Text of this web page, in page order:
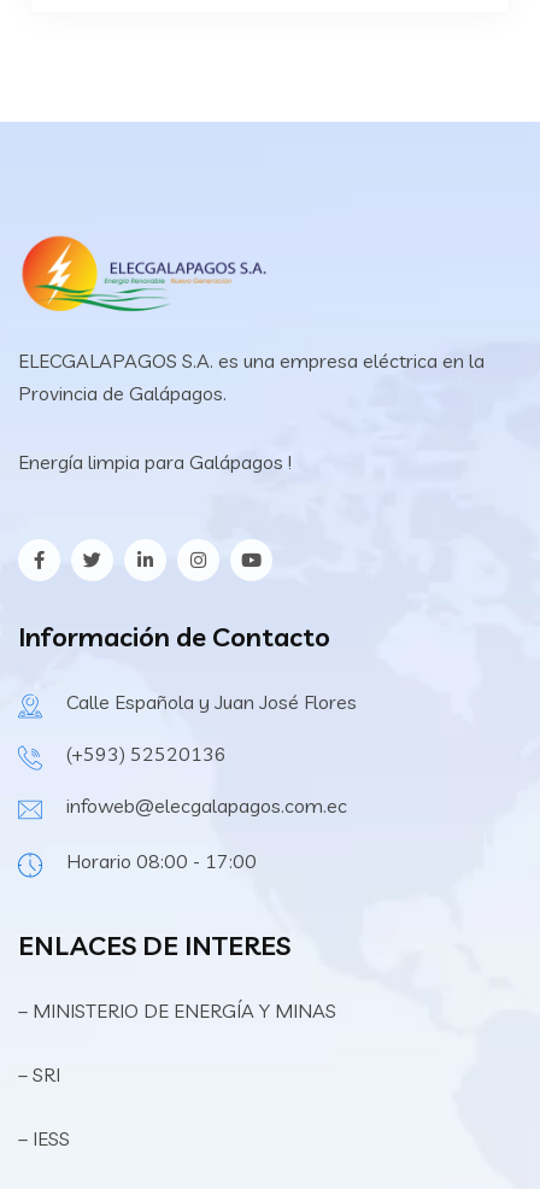
ELECGALAPAGOS S.A. es una empresa eléctrica en la
Provincia de Galápagos.
Energía limpia para Galápagos !
Información de Contacto
Calle Española y Juan José Flores
(+593) 52520136
infoweb@elecgalapagos.com.ec
Horario 08:00 - 17:00
ENLACES DE INTERES
– MINISTERIO DE ENERGÍA Y MINAS
– SRI
– IESS